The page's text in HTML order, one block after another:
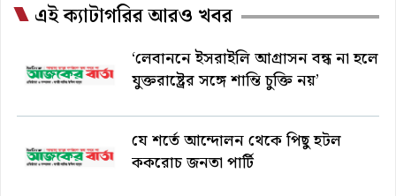
এই ক্যাটাগরির আরও খবর
‘লেবাননে ইসরাইলি আগ্রাসন বন্ধ না হলে
যুক্তরাষ্ট্রের সঙ্গে শান্তি চুক্তি নয়’
যে শর্তে আন্দোলন থেকে পিছু হটল
ককরোচ জনতা পার্টি